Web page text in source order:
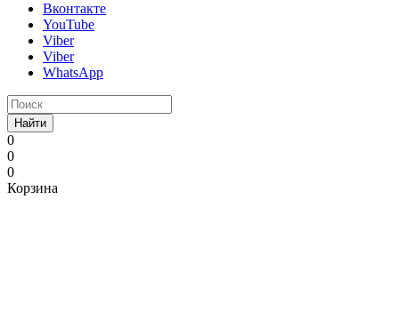
Вконтакте
YouTube
Viber
Viber
WhatsApp
Найти
0
0
0
Корзина